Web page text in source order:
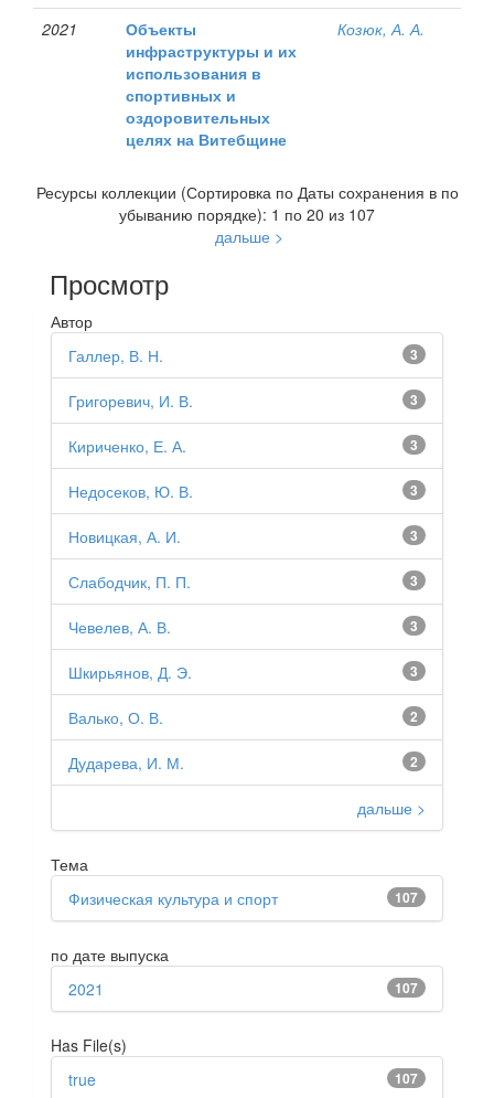
2021
Объекты
инфраструктуры и их
использования в
спортивных и
оздоровительных
целях на Витебщине
Козюк, А. А.
Ресурсы коллекции (Сортировка по Даты сохранения в по
убыванию порядке): 1 по 20 из 107
дальше >
Просмотр
Автор
3
Галлер, В. Н.
3
Григоревич, И. В.
3
Кириченко, Е. А.
3
Недосеков, Ю. В.
3
Новицкая, А. И.
3
Слабодчик, П. П.
3
Чевелев, А. В.
3
Шкирьянов, Д. Э.
2
Валько, О. В.
2
Дударева, И. М.
дальше >
Тема
107
Физическая культура и спорт
по дате выпуска
107
2021
Has File(s)
107
true